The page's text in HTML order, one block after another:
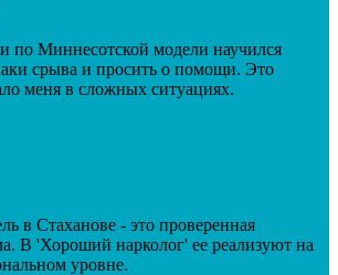
по Миннесотской модели научился
срыва и просить о помощи. Это
меня в сложных ситуациях.
в Стаханове - это проверенная
В 'Хороший нарколог' ее реализуют на
уровне.